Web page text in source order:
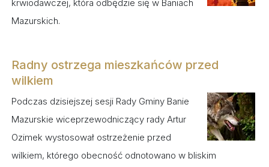
krwiodawczej, która odbędzie się w Baniach
Mazurskich.
Radny ostrzega mieszkańców przed
wilkiem
Podczas dzisiejszej sesji Rady Gminy Banie
Mazurskie wiceprzewodniczący rady Artur
Ozimek wystosował ostrzeżenie przed
wilkiem, którego obecność odnotowano w bliskim